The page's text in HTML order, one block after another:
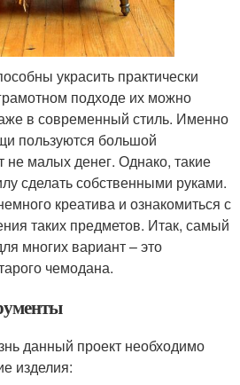
украсить практически
подходе их можно
в современный стиль. Именно
пользуются большой
не малых денег. Однако, такие
сделать собственными руками.
креатива и ознакомиться с
таких предметов. Итак, самый
многих вариант – это
чемодана.
данный проект необходимо
изделия: